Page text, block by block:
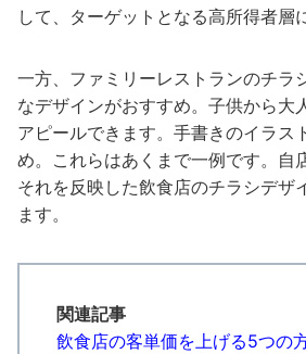
して、ターゲットとなる高所得者層
一方、ファミリーレストランのチラ
なデザインがおすすめ。子供から大
アピールできます。手書きのイラス
め。これらはあくまで一例です。自
それを反映した飲食店のチラシデザ
ます。
関連記事
飲食店の客単価を上げる5つの